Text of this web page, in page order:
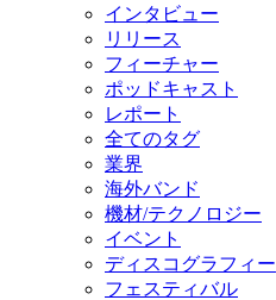
インタビュー
リリース
フィーチャー
ポッドキャスト
レポート
全てのタグ
業界
海外バンド
機材/テクノロジー
イベント
ディスコグラフィー
フェスティバル